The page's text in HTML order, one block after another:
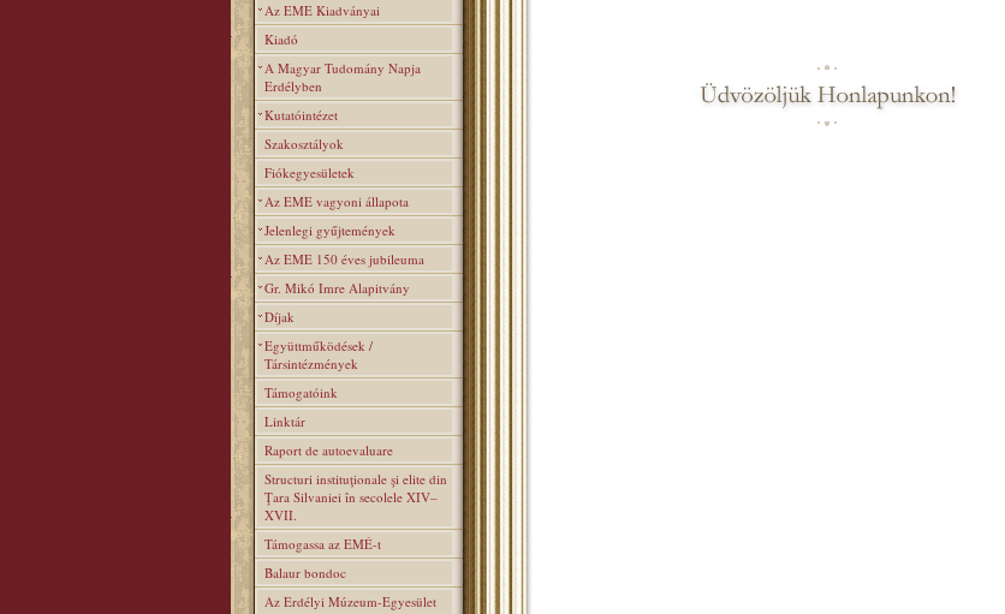
Az EME Kiadványai
Kiadó
A Magyar Tudomány Napja
Erdélyben
Kutatóintézet
Szakosztályok
Fiókegyesületek
Az EME vagyoni állapota
Jelenlegi gyűjtemények
Az EME 150 éves jubileuma
Gr. Mikó Imre Alapitvány
Díjak
Együttműködések /
Társintézmények
Támogatóink
Linktár
Raport de autoevaluare
Structuri instituţionale şi elite din
Ţara Silvaniei în secolele XIV–
XVII.
Támogassa az EMÉ-t
Balaur bondoc
Az Erdélyi Múzeum-Egyesület